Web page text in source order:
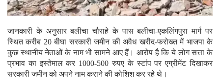
जानकारी के अनुसार बलीचा चौराहे के पास बलीचा-एकलिंगपुरा मार्ग पर
स्थित करीब 20 बीघा सरकारी जमीन की अवैध खरीद-फरोख्त में भाजपा के
कुछ स्थानीय नेताओं के नाम भी सामने आए हैं। आरोप है कि ये लोग सत्ता के
प्रभाव का इस्तेमाल कर 1000-500 रुपए के स्टांप पर एग्रीमेंट दिखाकर
सरकारी जमीन को अपने नाम कराने की कोशिश कर रहे थे।